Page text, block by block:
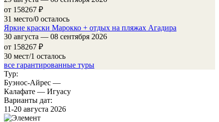
от 158267 ₽
31 место/0 осталось
Яркие краски Марокко + отдых на пляжах Агадира
30 августа — 08 сентября 2026
от 158267 ₽
30 мест/1 осталось
все гарантированные туры
Тур:
Буэнос-Айрес —
Калафате — Игуасу
Варианты дат:
11-20 августа 2026